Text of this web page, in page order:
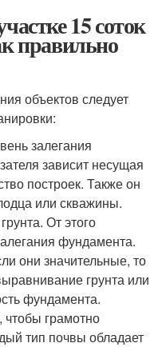
15 соток
правильно
объектов следует
залегания
зависит несущая
построек. Также он
или скважины.
От этого
фундамента.
они значительные, то
грунта или
фундамента.
чтобы грамотно
тип почвы обладает